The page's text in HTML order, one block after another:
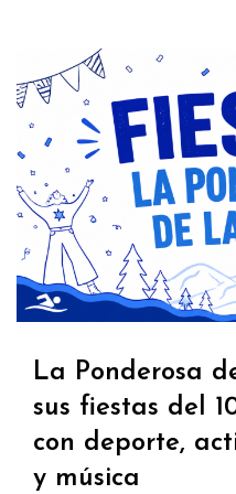
La Ponderosa
sus fiestas del
con deporte,
y música